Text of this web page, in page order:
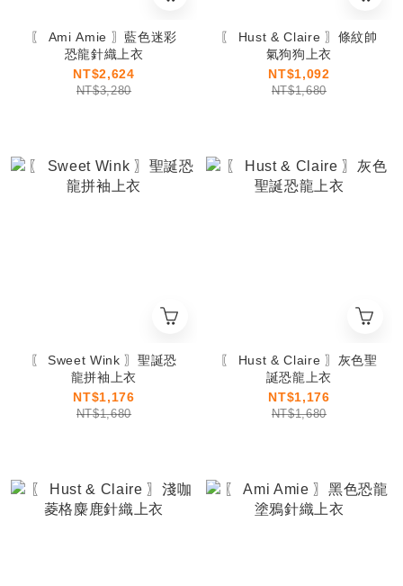
〖 Ami Amie 〗藍色迷彩
恐龍針織上衣
NT$2,624
NT$3,280
〖 Hust & Claire 〗條紋帥
氣狗狗上衣
NT$1,092
NT$1,680
〖 Sweet Wink 〗聖誕恐
龍拼袖上衣
NT$1,176
NT$1,680
〖 Hust & Claire 〗灰色聖
誕恐龍上衣
NT$1,176
NT$1,680